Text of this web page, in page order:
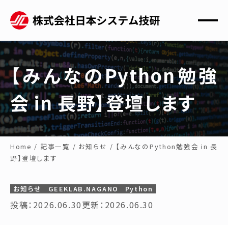
【みんなのPython勉強
会 in 長野】登壇します
Home / 記事一覧 / お知らせ / 【みんなのPython勉強会 in 長
野】登壇します
お知らせ GEEKLAB.NAGANO Python
投稿：2026.06.30更新：2026.06.30